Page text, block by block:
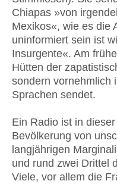
Chiapas »von
Mexikos«, wie es die
uninformiert sein ist
Insurgente«. Am
Hütten der
sondern vornehmlich
Sprachen sendet.
Ein Radio ist in
Bevölkerung von
langjährigen
und rund zwei Drittel
Viele, vor allem die